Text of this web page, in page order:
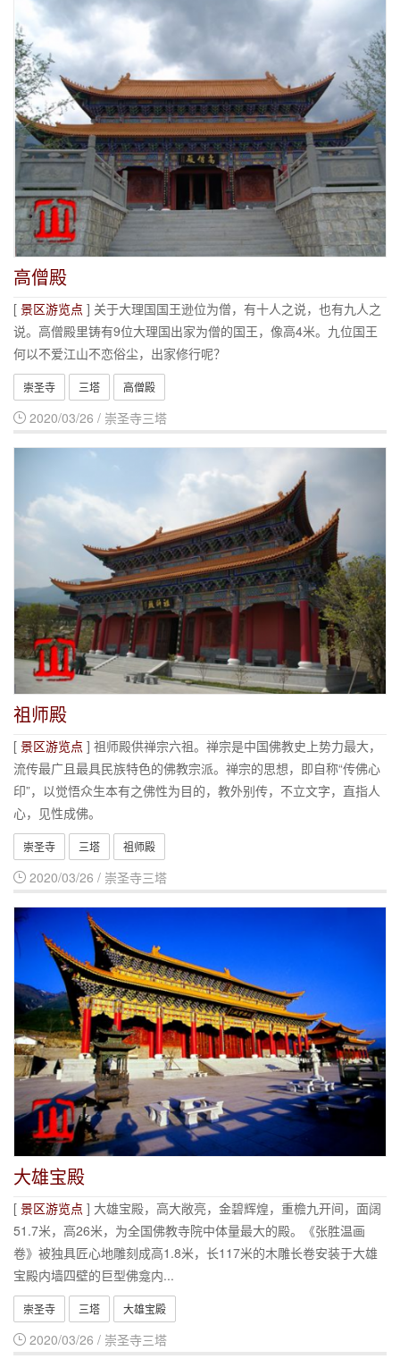
高僧殿
[ 景区游览点 ] 关于大理国国王逊位为僧，有十人之说，也有九人之
说。高僧殿里铸有9位大理国出家为僧的国王，像高4米。九位国王
何以不爱江山不恋俗尘，出家修行呢？
崇圣寺 三塔 高僧殿
2020/03/26 / 崇圣寺三塔
祖师殿
[ 景区游览点 ] 祖师殿供禅宗六祖。禅宗是中国佛教史上势力最大，
流传最广且最具民族特色的佛教宗派。禅宗的思想，即自称“传佛心
印”，以觉悟众生本有之佛性为目的，教外别传，不立文字，直指人
心，见性成佛。
崇圣寺 三塔 祖师殿
2020/03/26 / 崇圣寺三塔
大雄宝殿
[ 景区游览点 ] 大雄宝殿，高大敞亮，金碧辉煌，重檐九开间，面阔
51.7米，高26米，为全国佛教寺院中体量最大的殿。《张胜温画
卷》被独具匠心地雕刻成高1.8米，长117米的木雕长卷安装于大雄
宝殿内墙四壁的巨型佛龛内...
崇圣寺 三塔 大雄宝殿
2020/03/26 / 崇圣寺三塔